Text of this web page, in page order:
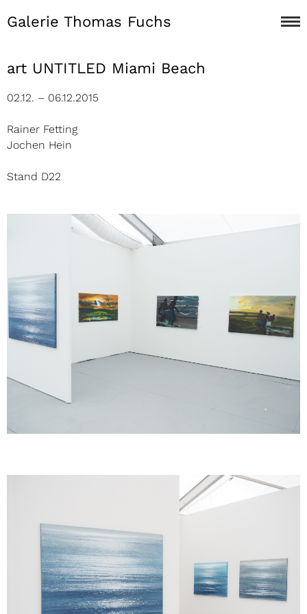
Galerie Thomas Fuchs
art UNTITLED Miami Beach
02.12. – 06.12.2015
Rainer Fetting
Jochen Hein
Stand D22